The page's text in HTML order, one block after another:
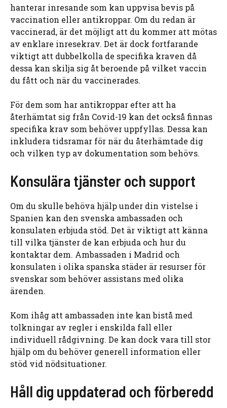
hanterar inresande som kan uppvisa bevis på
vaccination eller antikroppar. Om du redan är
vaccinerad, är det möjligt att du kommer att mötas
av enklare inresekrav. Det är dock fortfarande
viktigt att dubbelkolla de specifika kraven då
dessa kan skilja sig åt beroende på vilket vaccin
du fått och när du vaccinerades.
För dem som har antikroppar efter att ha
återhämtat sig från Covid-19 kan det också finnas
specifika krav som behöver uppfyllas. Dessa kan
inkludera tidsramar för när du återhämtade dig
och vilken typ av dokumentation som behövs.
Konsulära tjänster och support
Om du skulle behöva hjälp under din vistelse i
Spanien kan den svenska ambassaden och
konsulaten erbjuda stöd. Det är viktigt att känna
till vilka tjänster de kan erbjuda och hur du
kontaktar dem. Ambassaden i Madrid och
konsulaten i olika spanska städer är resurser för
svenskar som behöver assistans med olika
ärenden.
Kom ihåg att ambassaden inte kan bistå med
tolkningar av regler i enskilda fall eller
individuell rådgivning. De kan dock vara till stor
hjälp om du behöver generell information eller
stöd vid nödsituationer.
Håll dig uppdaterad och förberedd